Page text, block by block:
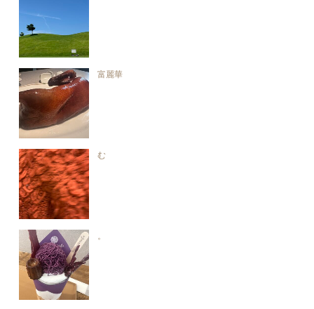
富麗華
む
。